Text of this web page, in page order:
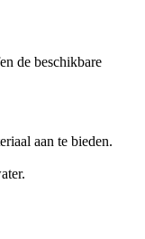
de beschikbare
aan te bieden.